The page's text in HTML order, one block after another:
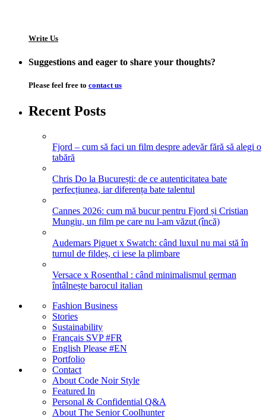
Write Us
Suggestions and eager to share your thoughts?
Please feel free to contact us
Recent Posts
Fjord – cum să faci un film despre adevăr fără să alegi o
tabără
Chris Do la București: de ce autenticitatea bate
perfecțiunea, iar diferența bate talentul
Cannes 2026: cum mă bucur pentru Fjord și Cristian
Mungiu, un film pe care nu l-am văzut (încă)
Audemars Piguet x Swatch: când luxul nu mai stă în
turnul de fildeș, ci iese la plimbare
Versace x Rosenthal : când minimalismul german
întâlnește barocul italian
Fashion Business
Stories
Sustainability
Français SVP #FR
English Please #EN
Portfolio
Contact
About Code Noir Style
Featured In
Personal & Confidential Q&A
About The Senior Coolhunter